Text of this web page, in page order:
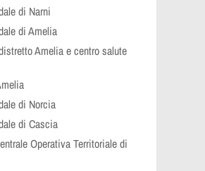
di Narni
di Amelia
Amelia e centro salute
di Norcia
di Cascia
Operativa Territoriale di